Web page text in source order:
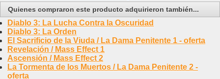
Quienes compraron este producto adquirieron también...
Diablo 3: La Lucha Contra la Oscuridad
Diablo 3: La Orden
El Sacrificio de la Viuda / La Dama Penitente 1 - oferta
Revelación / Mass Effect 1
Ascensión / Mass Effect 2
La Tormenta de los Muertos / La Dama Penitente 2 -
oferta